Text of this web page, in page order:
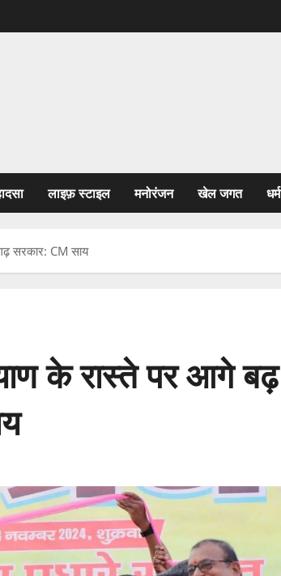
लाइफ़ स्टाइल मनोरंजन खेल जगत धर्म
सरकार: CM साय
के रास्ते पर आगे बढ़